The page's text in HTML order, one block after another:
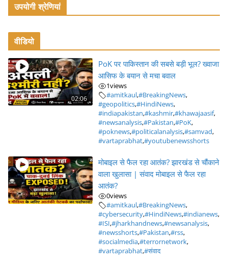
उपयोगी श्रेणियां
वीडियो
02:06
PoK पर पाकिस्तान की सबसे बड़ी भूल? ख्वाजा
आसिफ के बयान से मचा बवाल
1views
#amitkaul,#BreakingNews,
#geopolitics,#HindiNews,
#indiapakistan,#kashmir,#khawajaasif,
#newsanalysis,#Pakistan,#PoK,
#poknews,#politicalanalysis,#samvad,
#vartaprabhat,#youtubenewsshorts
मोबाइल से फैल रहा आतंक? झारखंड से चौंकाने
वाला खुलासा | संवाद मोबाइल से फैल रहा
आतंक?
0views
#amitkaul,#BreakingNews,
#cybersecurity,#HindiNews,#indianews,
#ISI,#jharkhandnews,#newsanalysis,
#newsshorts,#Pakistan,#rss,
#socialmedia,#terrornetwork,
#vartaprabhat,#संवाद